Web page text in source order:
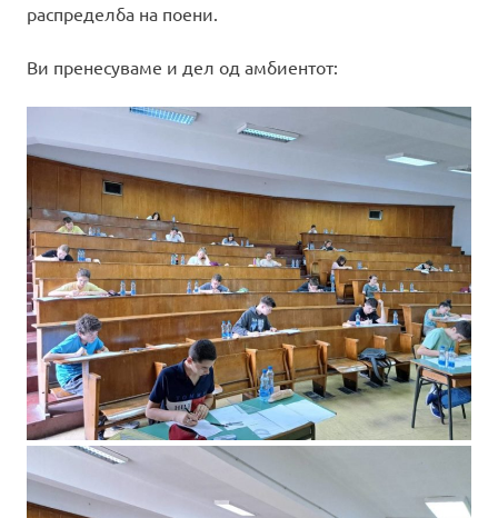
распределба на поени.
Ви пренесуваме и дел од амбиентот: